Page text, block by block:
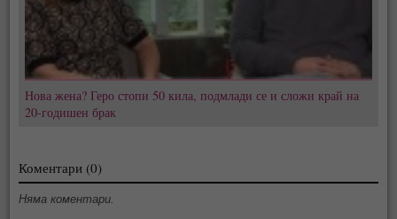
Нова жена? Геро стопи 50 кила, подмлади се и сложи край на
20-годишен брак
Коментари (0)
Няма коментари.